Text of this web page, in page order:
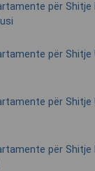
për Shitje
për Shitje
për Shitje
për Shitje